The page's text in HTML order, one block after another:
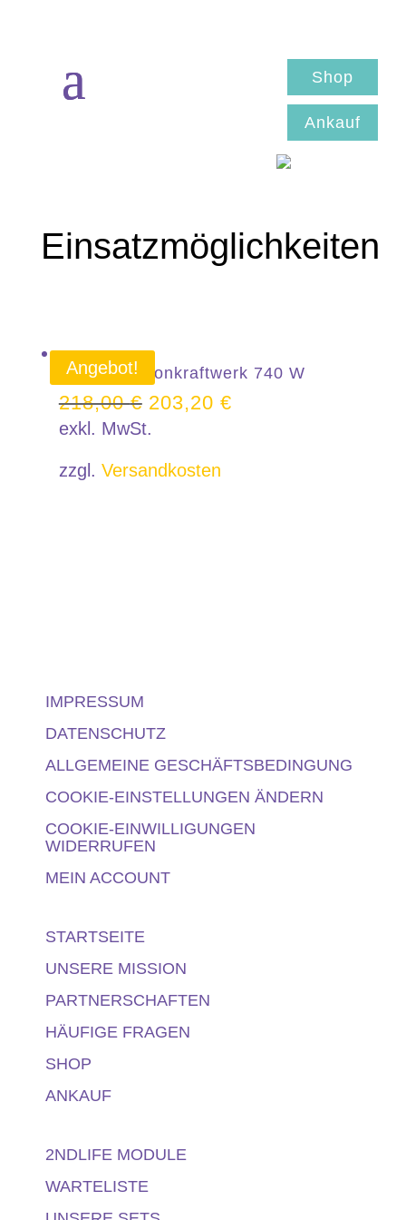
Shop
Ankauf
Einsatzmöglichkeiten
Angebot!Balkonkraftwerk 740 W
218,00€ 203,20 €
exkl. MwSt.
zzgl. Versandkosten
IMPRESSUM
DATENSCHUTZ
ALLGEMEINE GESCHÄFTSBEDINGUNG
COOKIE-EINSTELLUNGEN ÄNDERN
COOKIE-EINWILLIGUNGEN
WIDERRUFEN
MEIN ACCOUNT
STARTSEITE
UNSERE MISSION
PARTNERSCHAFTEN
HÄUFIGE FRAGEN
SHOP
ANKAUF
2NDLIFE MODULE
WARTELISTE